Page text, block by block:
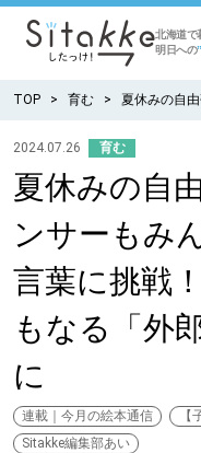
北海道で
明日への
CATEGORY カテゴリー
食べる
暮らす
みがく
TOP 育む 夏休みの自
2024.07.26 育む
夏休みの自
ンサーもみ
言葉に挑戦
もなる「外
に
連載｜今月の絵本通信 【
Sitakke編集部あい